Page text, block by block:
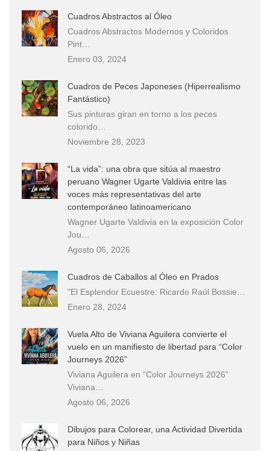
Cuadros Abstractos al Óleo
Cuadros Abstractos Modernos y Coloridos
Pint…
Enero 03, 2024
Cuadros de Peces Japoneses (Hiperrealismo
Fantástico)
Sus pinturas giran en torno a los peces
colorido…
Noviembre 28, 2023
“La vida”: una obra que sitúa al maestro
peruano Wagner Ugarte Valdivia entre las
voces más representativas del arte
contemporáneo latinoamericano
Wagner Ugarte Valdivia en la exposición Color
Jou…
Agosto 06, 2026
Cuadros de Caballos al Óleo en Prados
"El Esplendor Ecuestre: Ricardo Raúl Bossie…
Enero 28, 2024
Vuela Alto de Viviana Aguilera convierte el
vuelo en un manifiesto de libertad para “Color
Journeys 2026”
Viviana Aguilera en “Color Journeys 2026”
Viviana…
Agosto 06, 2026
Dibujos para Colorear, una Actividad Divertida
para Niños y Niñas